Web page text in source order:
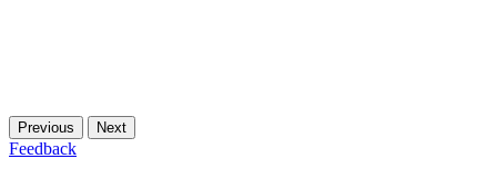
Previous Next
Feedback